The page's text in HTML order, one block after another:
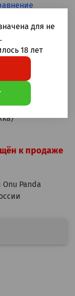
Panda
к продаже
Panda
для не
18 лет